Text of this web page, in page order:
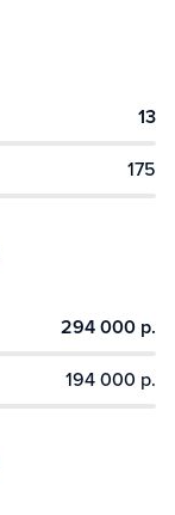
13
175
294 000 р.
194 000 р.